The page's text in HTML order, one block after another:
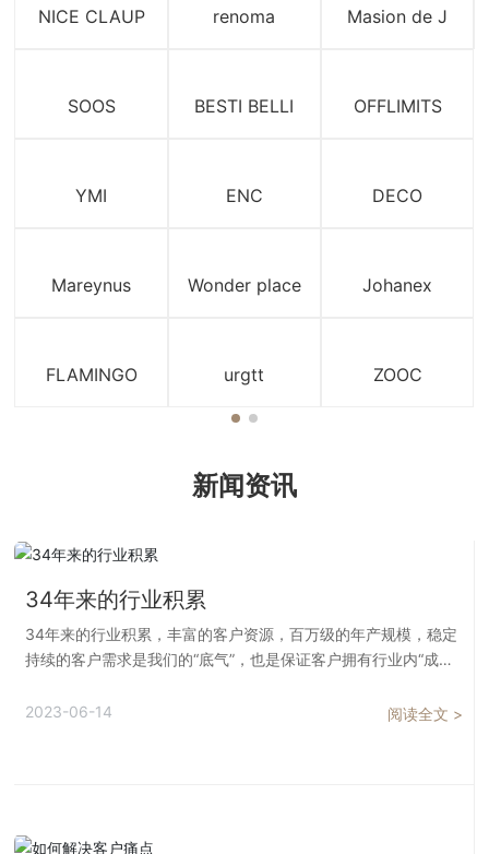
NICE CLAUP renoma Masion de J
SOOS BESTI BELLI OFFLIMITS
YMI ENC DECO
Mareynus Wonder place Johanex
FLAMINGO urgtt ZOOC
新闻资讯
34年来的行业积累
34年来的行业积累，丰富的客户资源，百万级的年产规模，稳定
持续的客户需求是我们的“底气”，也是保证客户拥有行业内“成本
服装能够直接对接源头生产商，具备大批量采购原材料能力，具
2023-06-14 阅读全文 >